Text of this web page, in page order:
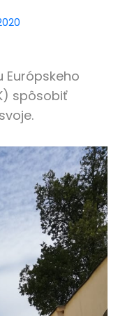
Európskeho
spôsobiť